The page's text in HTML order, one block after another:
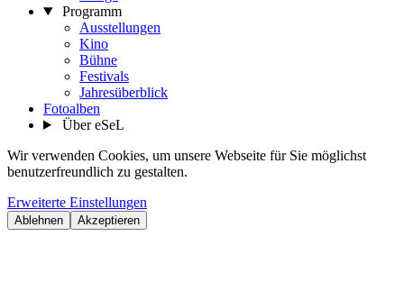
Programm
Ausstellungen
Kino
Bühne
Festivals
Jahresüberblick
Fotoalben
Über eSeL
Wir verwenden Cookies, um unsere Webseite für Sie möglichst
benutzerfreundlich zu gestalten.
Erweiterte Einstellungen
Ablehnen Akzeptieren